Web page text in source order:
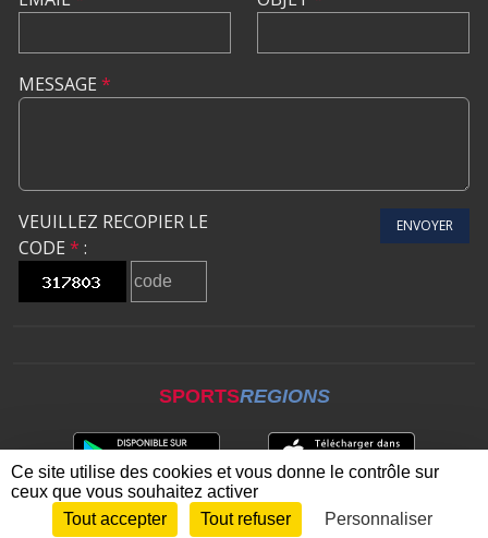
MESSAGE *
VEUILLEZ RECOPIER LE
CODE * :
ENVOYER
SPORTSREGIONS
Envie de participer ? CONNEXION
Ce site utilise des cookies et vous donne le contrôle sur
ceux que vous souhaitez activer
Tout accepter
Tout refuser Personnaliser